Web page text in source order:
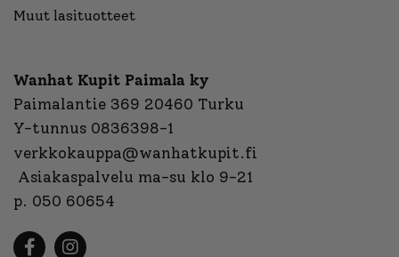
Muut lasituotteet
Wanhat Kupit Paimala ky
Paimalantie 369 20460 Turku
Y-tunnus 0836398-1
verkkokauppa@wanhatkupit.fi
Asiakaspalvelu ma-su klo 9-21
p. 050 60654